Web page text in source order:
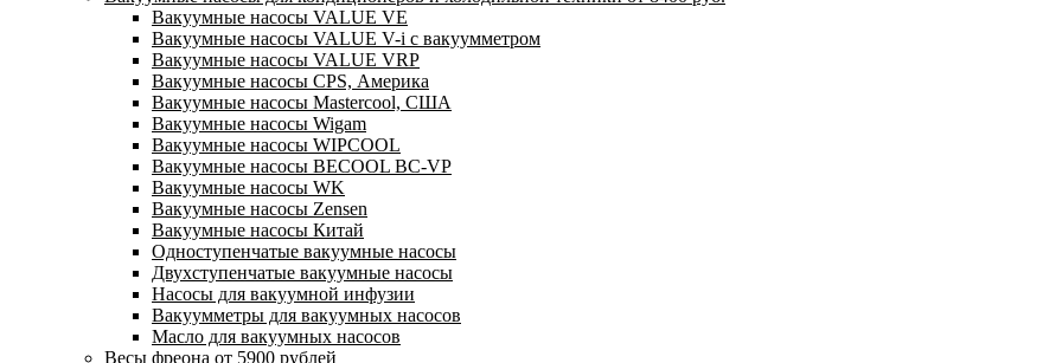
Вакуумные насосы VALUE VE
Вакуумные насосы VALUE V-i с вакуумметром
Вакуумные насосы VALUE VRP
Вакуумные насосы CPS, Америка
Вакуумные насосы Mastercool, США
Вакуумные насосы Wigam
Вакуумные насосы WIPCOOL
Вакуумные насосы BECOOL BC-VP
Вакуумные насосы WK
Вакуумные насосы Zensen
Вакуумные насосы Китай
Одноступенчатые вакуумные насосы
Двухступенчатые вакуумные насосы
Насосы для вакуумной инфузии
Вакуумметры для вакуумных насосов
Масло для вакуумных насосов
Весы фреона от 5900 рублей